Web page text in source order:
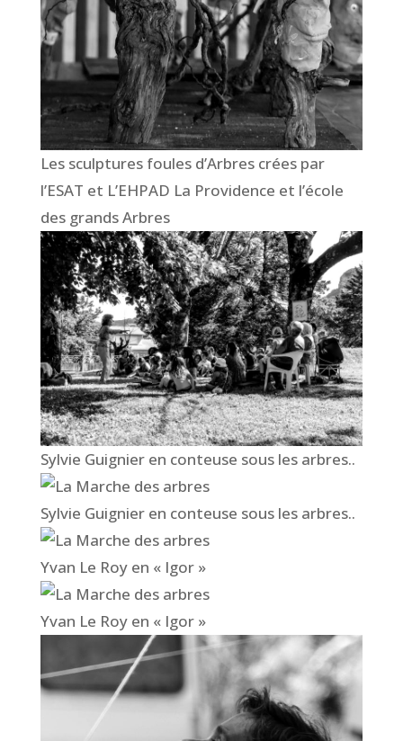
Les sculptures foules d’Arbres crées par
l’ESAT et L’EHPAD La Providence et l’école
des grands Arbres
Sylvie Guignier en conteuse sous les arbres..
Sylvie Guignier en conteuse sous les arbres..
Yvan Le Roy en « Igor »
Yvan Le Roy en « Igor »